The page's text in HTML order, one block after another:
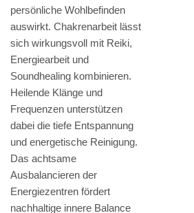
persönliche Wohlbefinden
auswirkt. Chakrenarbeit lässt
sich wirkungsvoll mit Reiki,
Energiearbeit und
Soundhealing kombinieren.
Heilende Klänge und
Frequenzen unterstützen
dabei die tiefe Entspannung
und energetische Reinigung.
Das achtsame
Ausbalancieren der
Energiezentren fördert
nachhaltige innere Balance